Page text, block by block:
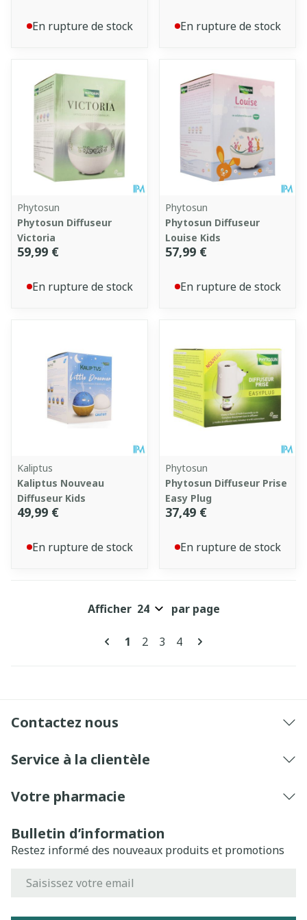
En rupture de stock En rupture de stock
Phytosun
Phytosun Diffuseur
Victoria
59,99 €
En rupture de stock
Phytosun
Phytosun Diffuseur
Louise Kids
57,99 €
En rupture de stock
Kaliptus
Kaliptus Nouveau
Diffuseur Kids
49,99 €
En rupture de stock
Phytosun
Phytosun Diffuseur Prise
Easy Plug
37,49 €
En rupture de stock
Pages
Vous lisez actuellement la page
1 Page
2 Page
3 Page
4
Afficher par page
Contactez nous
Service à la clientèle
Votre pharmacie
Bulletin d’information
Restez informé des nouveaux produits et promotions